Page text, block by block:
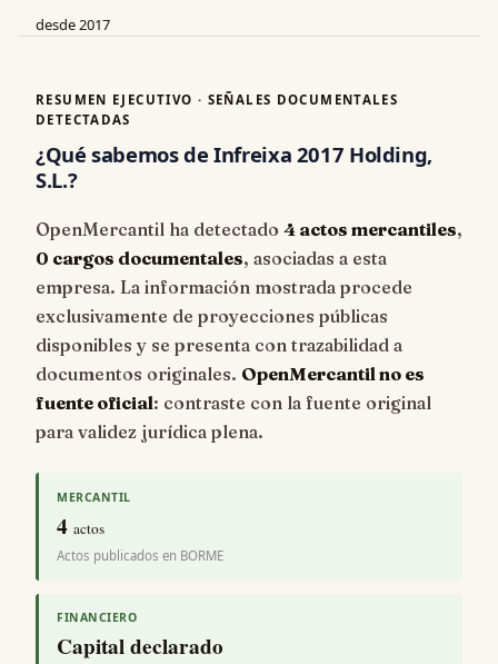
desde 2017
RESUMEN EJECUTIVO · SEÑALES DOCUMENTALES
DETECTADAS
¿Qué sabemos de Infreixa 2017 Holding,
S.L.?
OpenMercantil ha detectado 4 actos mercantiles,
0 cargos documentales, asociadas a esta
empresa. La información mostrada procede
exclusivamente de proyecciones públicas
disponibles y se presenta con trazabilidad a
documentos originales. OpenMercantil no es
fuente oficial: contraste con la fuente original
para validez jurídica plena.
MERCANTIL
4 actos
Actos publicados en BORME
FINANCIERO
Capital declarado